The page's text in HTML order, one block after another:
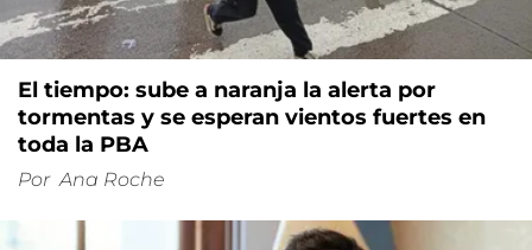
El tiempo: sube a naranja la alerta por
tormentas y se esperan vientos fuertes en
toda la PBA
Por Ana Roche